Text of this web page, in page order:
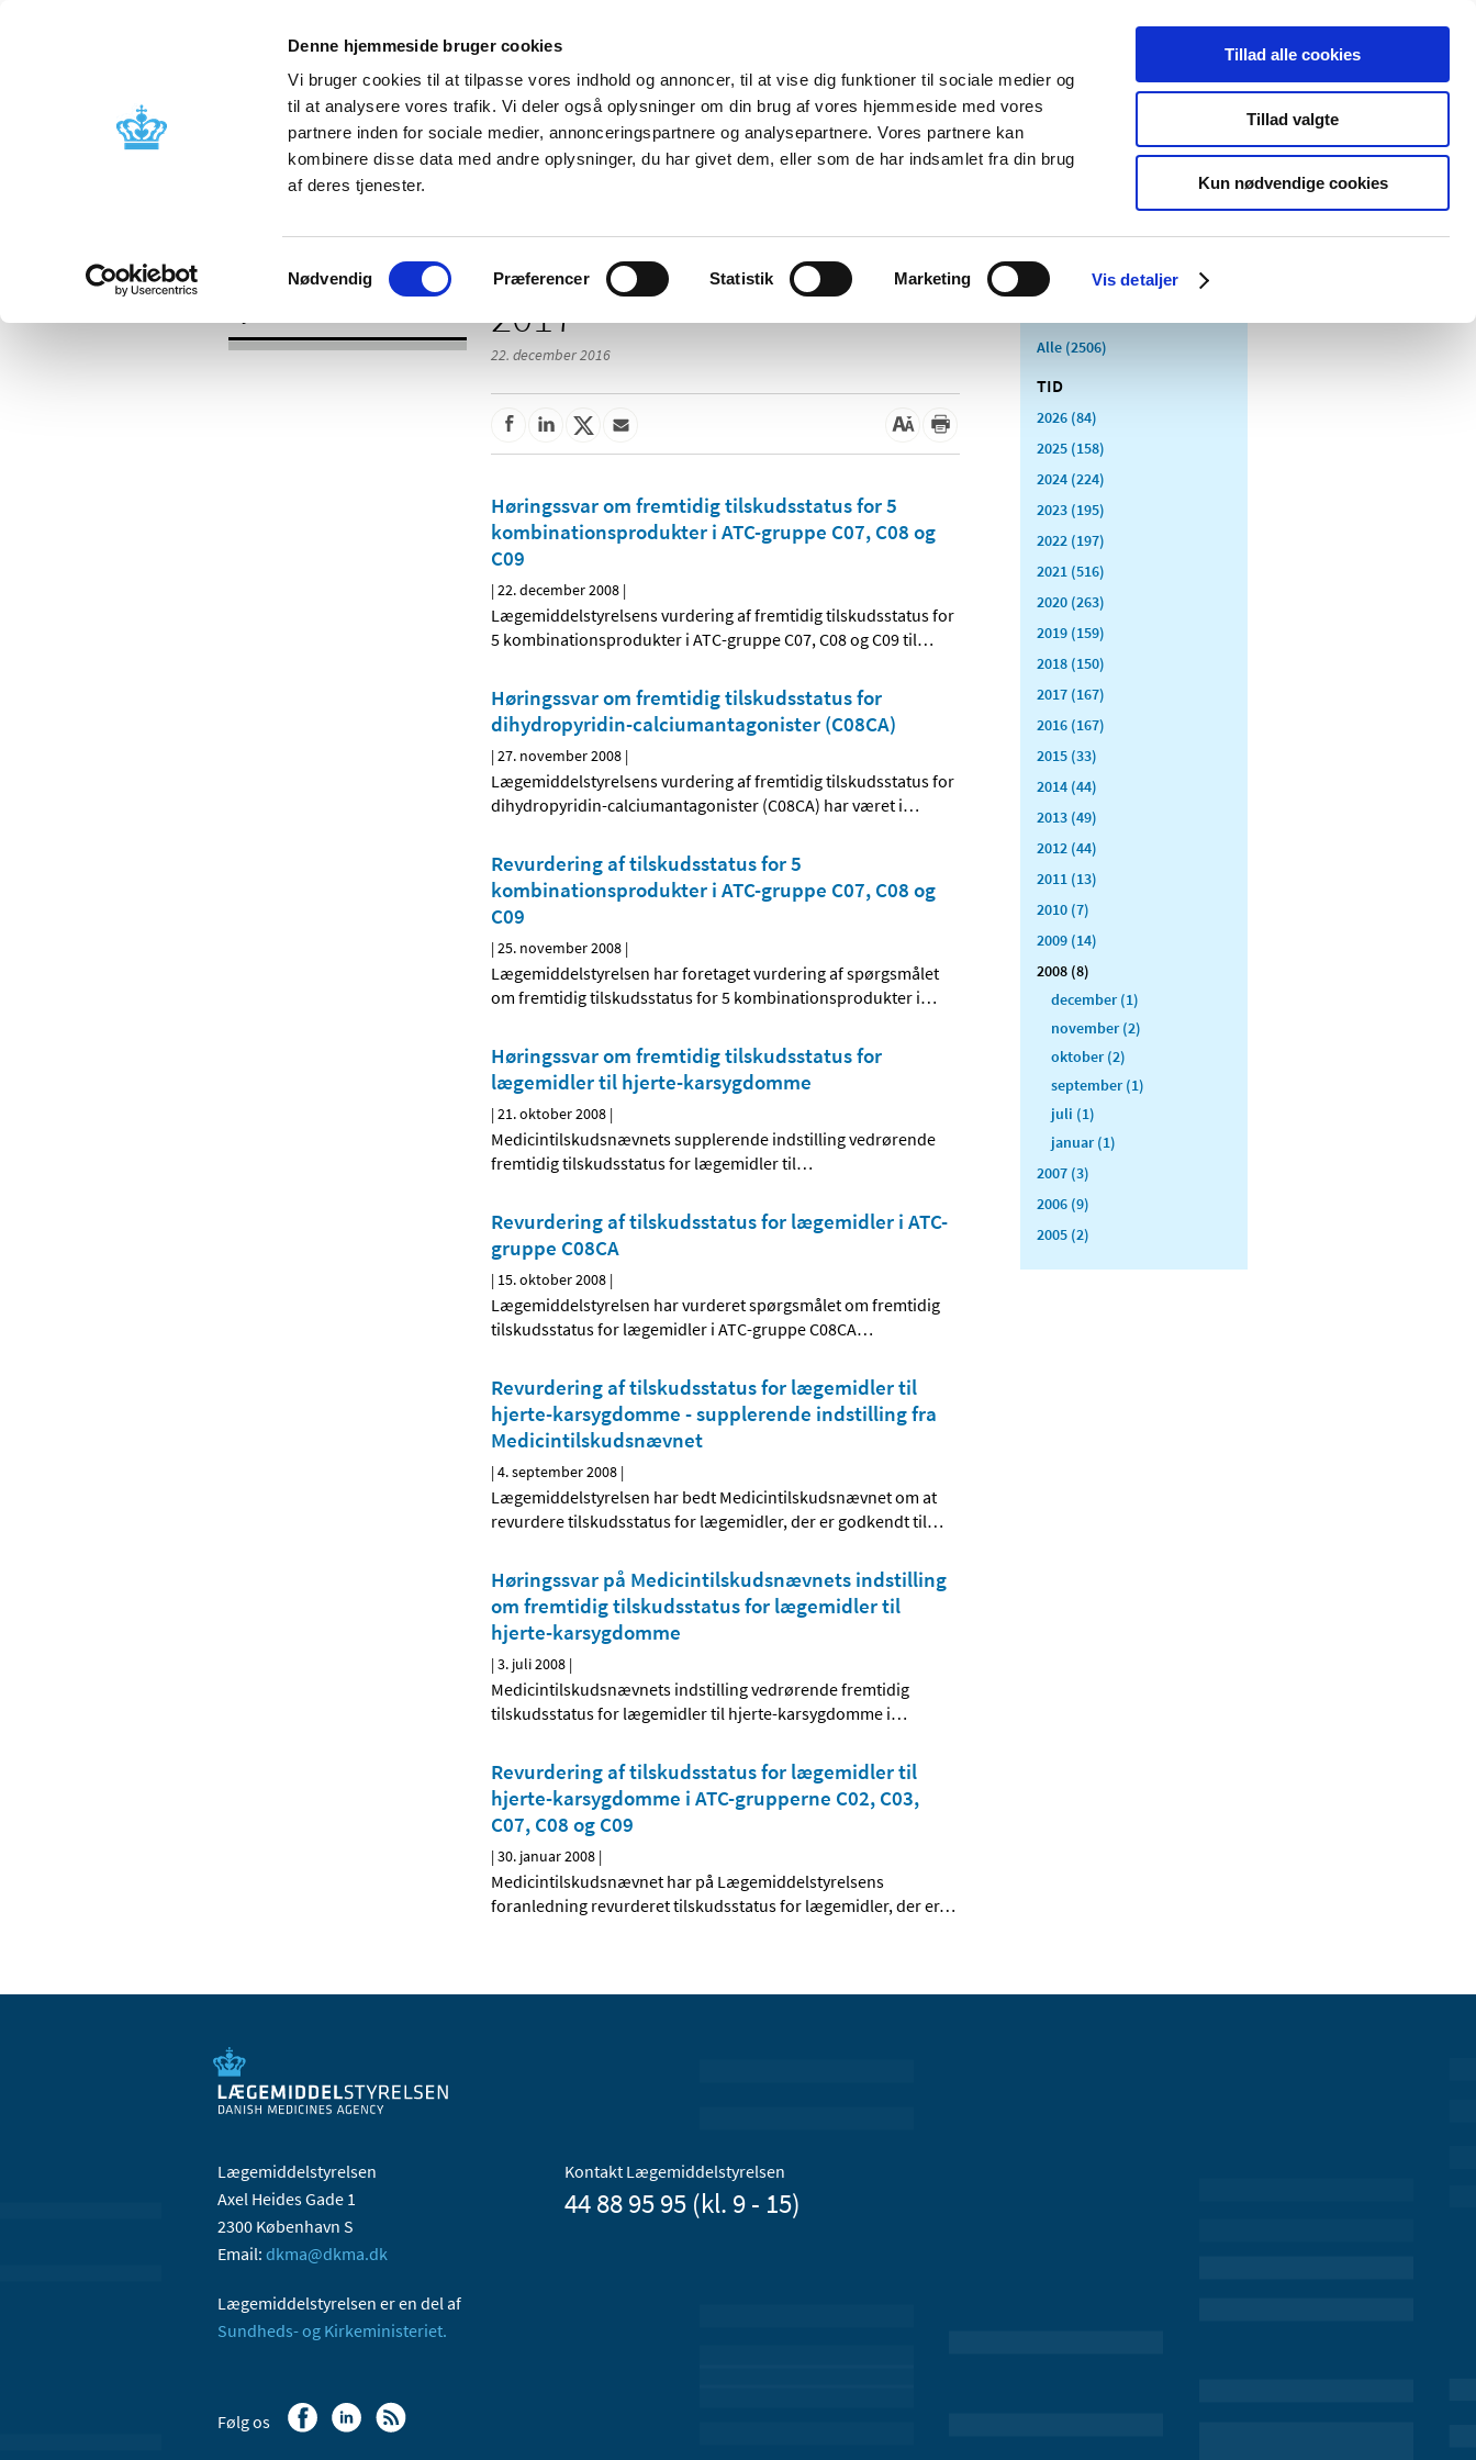
Denne hjemmeside bruger cookies
Vi bruger cookies til at tilpasse vores indhold og annoncer, til at vise dig funktioner til sociale medier og
til at analysere vores trafik. Vi deler også oplysninger om din brug af vores hjemmeside med vores
partnere inden for sociale medier, annonceringspartnere og analysepartnere. Vores partnere kan
kombinere disse data med andre oplysninger, du har givet dem, eller som de har indsamlet fra din brug
af deres tjenester.
Samtykkevalg
Nødvendig Præferencer Statistik Marketing Vis detaljer
Tillad alle cookies
Tillad valgte
Kun nødvendige cookies
Nyheder Om os Kontakt Udgivelser
Godkendelse og
Bivirkninger og
produktinformation
Tilskud og
Apoteker og salg af
Medicinsk
Særlige
produktområder
2017
22. december 2016
Høringssvar om fremtidig tilskudsstatus for 5
kombinationsprodukter i ATC-gruppe C07, C08 og
C09
|22. december 2008 |
Lægemiddelstyrelsens vurdering af fremtidig tilskudsstatus for
5 kombinationsprodukter i ATC-gruppe C07, C08 og C09 til…
Høringssvar om fremtidig tilskudsstatus for
dihydropyridin-calciumantagonister (C08CA)
|27. november 2008 |
Lægemiddelstyrelsens vurdering af fremtidig tilskudsstatus for
dihydropyridin-calciumantagonister (C08CA) har været i…
Revurdering af tilskudsstatus for 5
kombinationsprodukter i ATC-gruppe C07, C08 og
C09
|25. november 2008 |
Lægemiddelstyrelsen har foretaget vurdering af spørgsmålet
om fremtidig tilskudsstatus for 5 kombinationsprodukter i…
Høringssvar om fremtidig tilskudsstatus for
lægemidler til hjerte-karsygdomme
|21. oktober 2008 |
Medicintilskudsnævnets supplerende indstilling vedrørende
fremtidig tilskudsstatus for lægemidler til…
Revurdering af tilskudsstatus for lægemidler i ATC-
gruppe C08CA
| 15. oktober 2008 |
Lægemiddelstyrelsen har vurderet spørgsmålet om fremtidig
tilskudsstatus for lægemidler i ATC-gruppe C08CA…
Revurdering af tilskudsstatus for lægemidler til
hjerte-karsygdomme - supplerende indstilling fra
Medicintilskudsnævnet
|4. september 2008 |
Lægemiddelstyrelsen har bedt Medicintilskudsnævnet om at
revurdere tilskudsstatus for lægemidler, der er godkendt til…
Høringssvar på Medicintilskudsnævnets indstilling
om fremtidig tilskudsstatus for lægemidler til
hjerte-karsygdomme
|3. juli 2008 |
Medicintilskudsnævnets indstilling vedrørende fremtidig
tilskudsstatus for lægemidler til hjerte-karsygdomme i…
Revurdering af tilskudsstatus for lægemidler til
hjerte-karsygdomme i ATC-grupperne C02, C03,
C07, C08 og C09
|30. januar 2008 |
Medicintilskudsnævnet har på Lægemiddelstyrelsens
foranledning revurderet tilskudsstatus for lægemidler, der er…
Alle (2506)
TID
2026 (84)
2025 (158)
2024 (224)
2023 (195)
2022 (197)
2021 (516)
2020 (263)
2019 (159)
2018 (150)
2017 (167)
2016 (167)
2015 (33)
2014 (44)
2013 (49)
2012 (44)
2011 (13)
2010 (7)
2009 (14)
2008 (8)
december (1)
november (2)
oktober (2)
september (1)
juli (1)
januar (1)
2007 (3)
2006 (9)
2005 (2)
Lægemiddelstyrelsen
Axel Heides Gade 1
2300 København S
Email: dkma@dkma.dk
Lægemiddelstyrelsen er en del af
Sundheds- og Kirkeministeriet.
Kontakt Lægemiddelstyrelsen
44 88 95 95 (kl. 9 - 15)
Følg os